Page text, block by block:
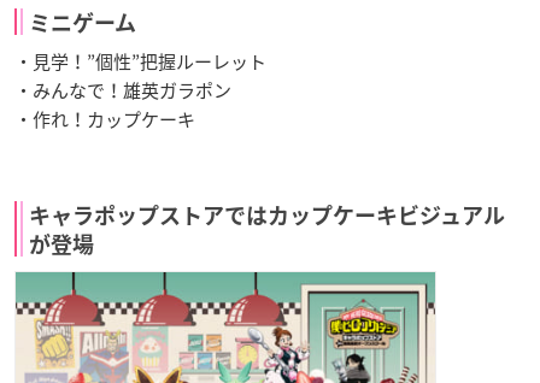
ミニゲーム
・見学！”個性”把握ルーレット
・みんなで！雄英ガラポン
・作れ！カップケーキ
キャラポップストアではカップケーキビジュアル
が登場